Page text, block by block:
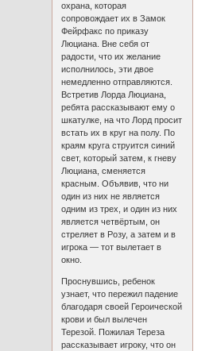
охрана, которая
сопровождает их в Замок
Фейрфакс по приказу
Люциана. Вне себя от
радости, что их желание
исполнилось, эти двое
немедленно отправляются.
Встретив Лорда Люциана,
ребята рассказывают ему о
шкатулке, на что Лорд просит
встать их в круг на полу. По
краям круга струится синий
свет, который затем, к гневу
Люциана, сменяется
красным. Объявив, что ни
один из них не является
одним из трех, и один из них
является четвёртым, он
стреляет в Розу, а затем и в
игрока — тот вылетает в
окно.
Проснувшись, ребенок
узнает, что пережил падение
благодаря своей Героической
крови и был вылечен
Терезой. Пожилая Тереза
рассказывает игроку, что он